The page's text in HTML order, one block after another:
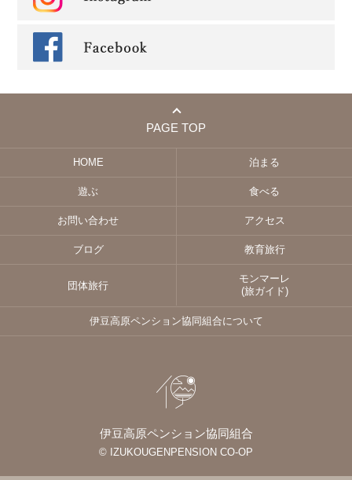
PAGE TOP
HOME 泊まる
遊ぶ 食べる
お問い合わせ アクセス
ブログ 教育旅行
団体旅行
モンマーレ
(旅ガイド)
伊豆高原ペンション協同組合について
伊豆高原ペンション協同組合
© IZUKOUGENPENSION CO-OP